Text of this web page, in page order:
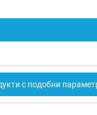
с подобни